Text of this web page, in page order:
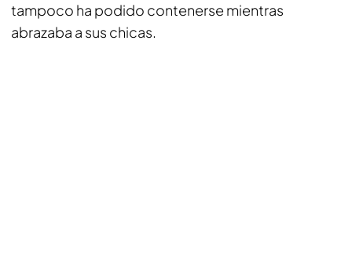
tampoco ha podido contenerse mientras
abrazaba a sus chicas.